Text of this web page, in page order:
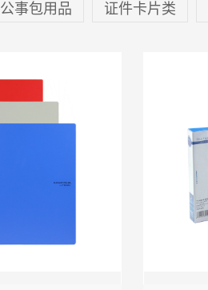
公事包用品 证件卡片类